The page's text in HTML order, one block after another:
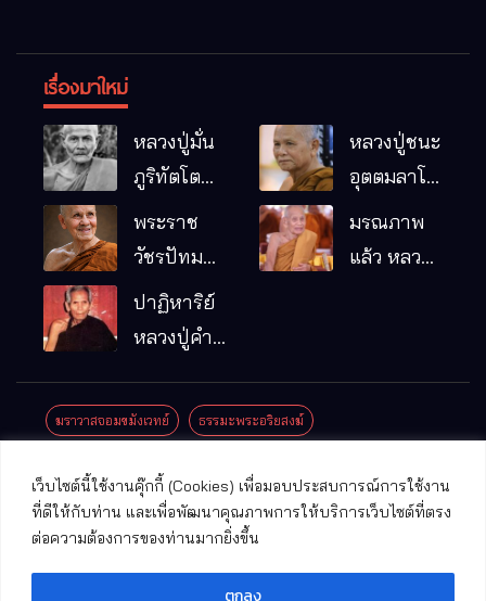
เว็บไซต์นี้ใช้งานคุ๊กกี้ (Cookies) เพื่อมอบประสบการณ์การใช้งาน
ที่ดีให้กับท่าน และเพื่อพัฒนาคุณภาพการให้บริการเว็บไซต์ที่ตรง
ต่อความต้องการของท่านมากยิ่งขึ้น
ตกลง
เรื่องมาใหม่
หลวงปู่มั่น
ภูริทัตโต
พระอริยเจ้า
ผู้เป็นบิดา
รมฐาน
หลวงปู่ชนะ
อุตตมลาโภ
หมากอื๋อ
พระราช
วัชรปัทม
คุณ (หลวง
ปู่บัวเกตุ
แล้ว วัดป่า
อ.แม่ริม
จ.เชียงใหม่
มรณภาพ
แล้ว หลวง
ปาฏิหาริย์
หลวงปู่คำ
มณี
ฆราวาสจอมขมังเวทย์ ธรรมะพระอริยสงฆ์
ปาฏิหาริย์พระเครื่อง
พระพุทธรูปศักดิ์สิทธิ์ วัดที่สําคัญ